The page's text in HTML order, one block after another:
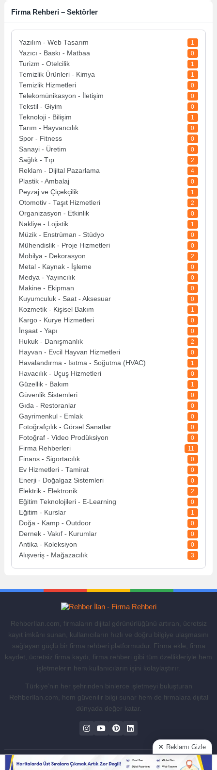
müşterilerle...
Firma Rehberi – Sektörler
Yazılım - Web Tasarım 1
Yazıcı - Baskı - Matbaa 0
Turizm - Otelcilik 1
Temizlik Ürünleri - Kimya 1
Temizlik Hizmetleri 0
Telekomünikasyon - İletişim 0
Tekstil - Giyim 0
Teknoloji - Bilişim 1
Tarım - Hayvancılık 0
Spor - Fitness 0
Sanayi - Üretim 0
Sağlık - Tıp 2
Reklam - Dijital Pazarlama 4
Plastik - Ambalaj 0
Peyzaj ve Çiçekçilik 1
Otomotiv - Taşıt Hizmetleri 2
Organizasyon - Etkinlik 0
Nakliye - Lojistik 1
Müzik - Enstrüman - Stüdyo 0
Mühendislik - Proje Hizmetleri 0
Mobilya - Dekorasyon 2
Metal - Kaynak - İşleme 0
Medya - Yayıncılık 0
Makine - Ekipman 0
Kuyumculuk - Saat - Aksesuar 0
Kozmetik - Kişisel Bakım 1
Kargo - Kurye Hizmetleri 0
İnşaat - Yapı 0
Hukuk - Danışmanlık 2
Hayvan - Evcil Hayvan Hizmetleri 0
Havalandırma - Isıtma - Soğutma (HVAC) 1
Havacılık - Uçuş Hizmetleri 0
Güzellik - Bakım 1
Güvenlik Sistemleri 0
Gıda - Restoranlar 0
Gayrimenkul - Emlak 0
Fotoğrafçılık - Görsel Sanatlar 0
Fotoğraf - Video Prodüksiyon 0
Firma Rehberleri 11
Finans - Sigortacılık 0
Ev Hizmetleri - Tamirat 0
Enerji - Doğalgaz Sistemleri 0
Elektrik - Elektronik 2
Eğitim Teknolojileri - E-Learning 0
Eğitim - Kurslar 1
Doğa - Kamp - Outdoor 0
Dernek - Vakıf - Kurumlar 0
Antika - Koleksiyon 0
Alışveriş - Mağazacılık 3
RehberIlan.com, firmaların dijital görünürlüğünü artıran, ücretsiz
kayıt imkânı sunan, kullanıcıların hızlı ve doğru bilgiye ulaşmasını
sağlayan güçlü bir firma rehberi platformudur. Firma ekle, firma
kaydet, ücretsiz firma kaydı, firma rehberi gibi tüm özellikleriyle hem
işletmelerin hem kullanıcıların işini kolaylaştırır.
Türkiye’nin her şehrinden binlerce işletmeyi buluşturan
RehberIlan.com, hem güvenilir bilgi sunar hem de firmalara dijital
dünyada değer katar.
Reklamı Gizle